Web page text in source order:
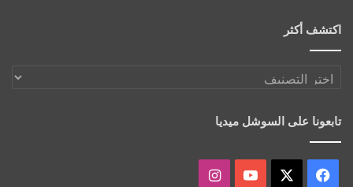
اكتشف أكثر
اكتشف
تابعونا على السوشل ميديا
فيسبوك ‫YouTubeانستقرام